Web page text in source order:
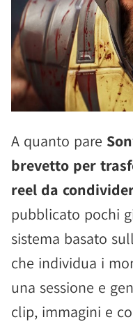
A quanto pare
brevetto per
reel da
pubblicato pochi
sistema basato
che individua i
una sessione e
clip, immagini e